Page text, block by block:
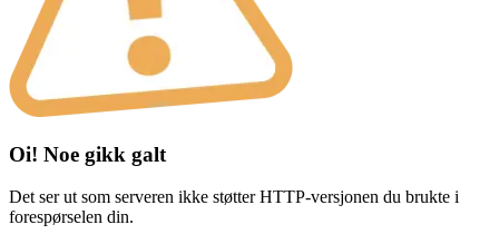
Oi! Noe gikk galt
Det ser ut som serveren ikke støtter HTTP-versjonen du brukte i
forespørselen din.